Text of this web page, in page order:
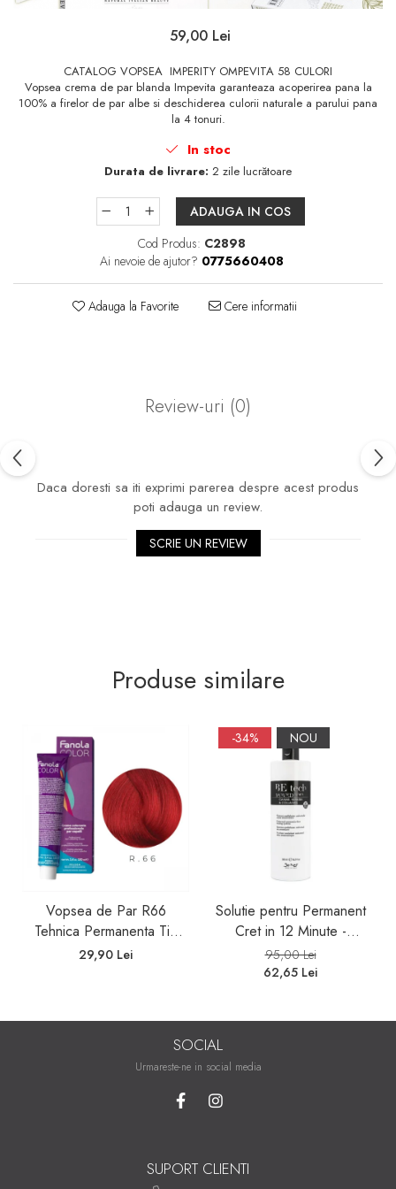
Sampon
Tratamente
59,00 Lei
CATALOG VOPSEA IMPERITY OMPEVITA 58 CULORI
Vopsea crema de par blanda Impevita garanteaza acoperirea pana la
100% a firelor de par albe si deschiderea culorii naturale a parului pana
la 4 tonuri.
In stoc
Durata de livrare: 2 zile lucrătoare
ADAUGA IN COS
Cod Produs: C2898
Ai nevoie de ajutor? 0775660408
Adauga la Favorite Cere informatii
Review-uri (0)
Daca doresti sa iti exprimi parerea despre acest produs
poti adauga un review.
SCRIE UN REVIEW
Produse similare
Vopsea de Par R66
Tehnica Permanenta Tip
Booster Rosu - Fanola
29,90 Lei
-34% NOU
Solutie pentru Permanent
Cret in 12 Minute -
Universal Moved 12Min
Ammonia Free Waving
95,00 Lei
62,65 Lei
SOCIAL
Urmareste-ne in social media
SUPORT CLIENTI